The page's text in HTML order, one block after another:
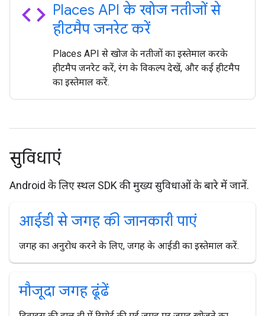
code Places API के खोज नतीजों से
हीटमैप जनरेट करें
Places API से खोज के नतीजों का इस्तेमाल करके
हीटमैप जनरेट करें, रंग के विकल्प देखें, और कई हीटमैप
का इस्तेमाल करें.
सुविधाएं
Android के लिए स्थल SDK की मुख्य सुविधाओं के बारे में जानें.
आईडी से जगह की जानकारी पाएं
जगह का अनुरोध करने के लिए, जगह के आईडी का इस्तेमाल करें.
मौजूदा जगह ढूंढें